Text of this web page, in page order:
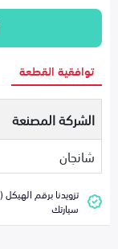
توافقية القطعة
الشركة المصنعة
شانجان
سيارتك